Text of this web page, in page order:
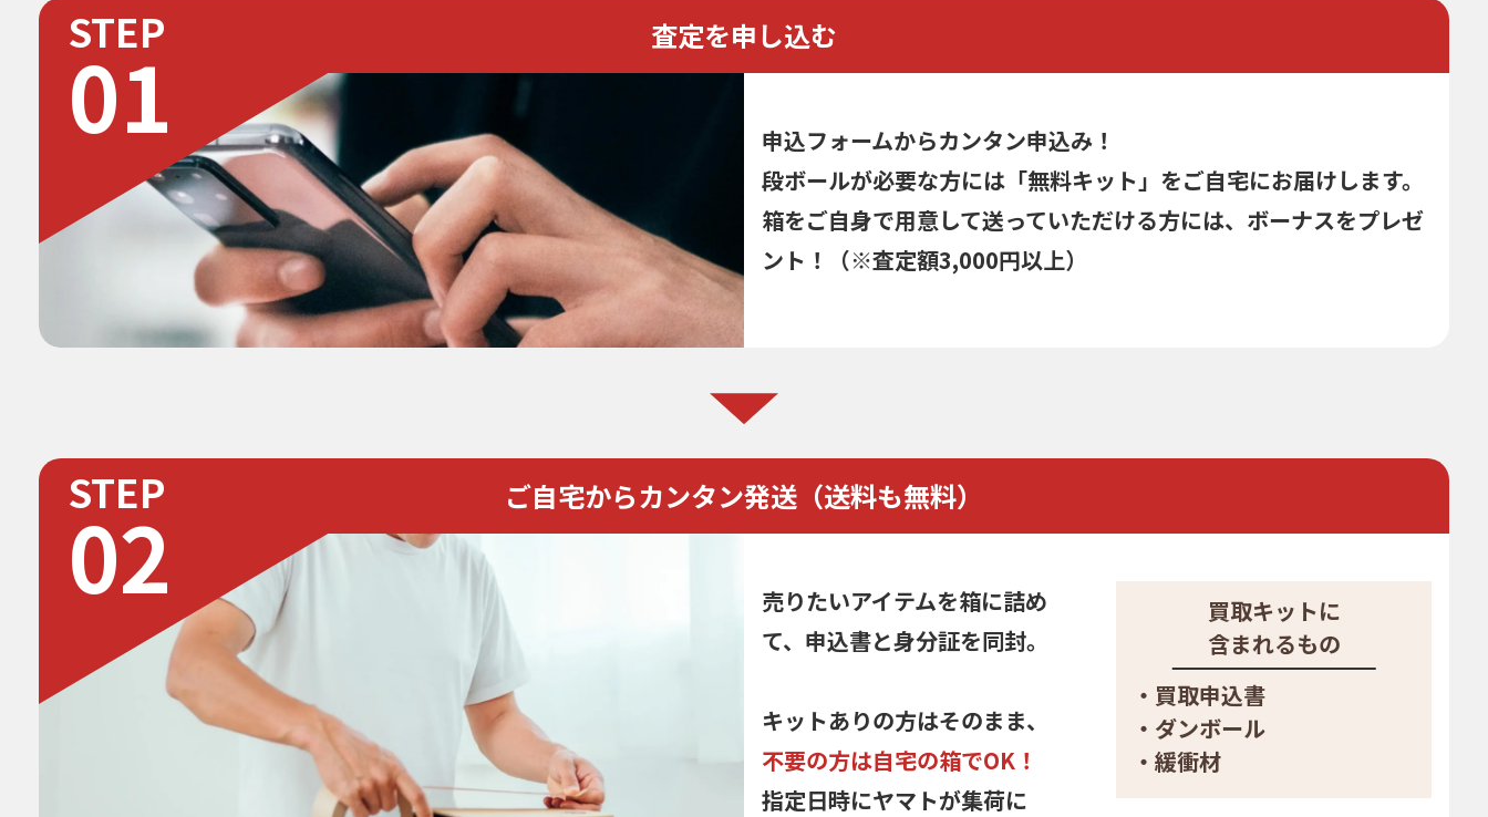
STEP
01 査定を申し込む
申込フォームからカンタン申込み！
段ボールが必要な方には「無料キット」をご自宅にお届けします。
箱をご自身で用意して送っていただける方には、ボーナスをプレゼ
ント！（※査定額3,000円以上）
STEP
02 ご自宅からカンタン発送 （送料も無料）
売りたいアイテムを箱に詰め
て、申込書と身分証を同封。
キットありの方はそのまま、
不要の方は自宅の箱でOK！
指定日時にヤマトが集荷に
買取キットに
含まれるもの
・買取申込書
・ダンボール
・緩衝材